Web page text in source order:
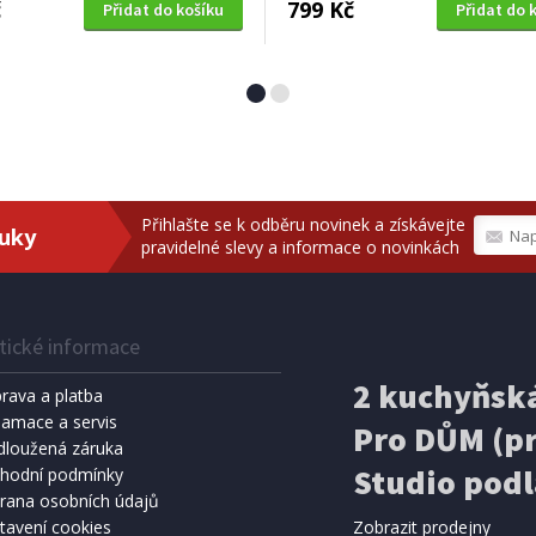
Přidat do košíku 799 Kč Přidat do
Přihlašte se k odběru novinek a získávejte
pravidelné slevy a informace o novinkách
informace
a platba
a servis
záruka
podmínky
osobních údajů
cookies
2
Pro DŮM
Studio
Zobrazit prodejny